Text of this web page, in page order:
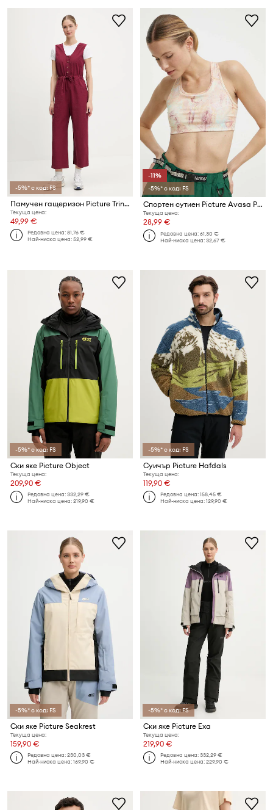
-5%* с код: FS
Памучен гащеризон Picture Trinket
Текуща цена:
49,99 €
Редовна цена:81,76 €
Най-ниска цена:52,99 €
-11%
-5%* с код: FS
Спортен сутиен Picture Avasa Printed
Текуща цена:
28,99 €
Редовна цена:61,30 €
Най-ниска цена:32,67 €
-5%* с код: FS
Ски яке Picture Object
Текуща цена:
209,90 €
Редовна цена:332,29 €
Най-ниска цена:219,90 €
-5%* с код: FS
Суичър Picture Hafdals
Текуща цена:
119,90 €
Редовна цена:158,45 €
Най-ниска цена:129,90 €
-5%* с код: FS
Ски яке Picture Seakrest
Текуща цена:
159,90 €
Редовна цена:230,03 €
Най-ниска цена:169,90 €
-5%* с код: FS
Ски яке Picture Exa
Текуща цена:
219,90 €
Редовна цена:332,29 €
Най-ниска цена:229,90 €